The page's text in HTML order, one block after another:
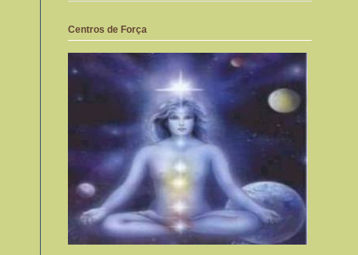
Centros de Força